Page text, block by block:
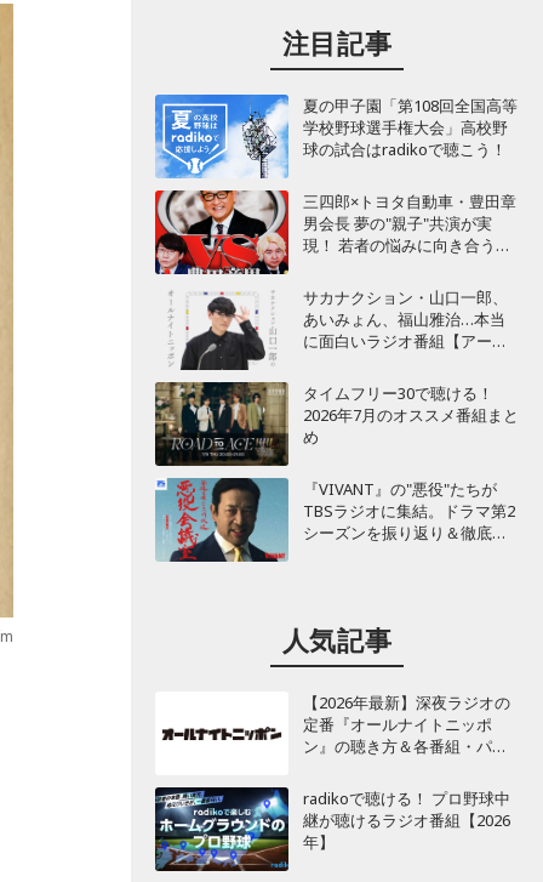
注目記事
夏の甲子園「第108回全国高等
学校野球選手権大会」高校野
球の試合はradikoで聴こう！
三四郎×トヨタ自動車・豊田章
男会長 夢の"親子"共演が実
現！ 若者の悩みに向き合うポ
サカナクション・山口一郎、
あいみょん、福山雅治…本当
に面白いラジオ番組【アーテ
タイムフリー30で聴ける！
2026年7月のオススメ番組まと
め
『VIVANT』の"悪役"たちが
TBSラジオに集結。ドラマ第2
シーズンを振り返り＆徹底考
人気記事
【2026年最新】深夜ラジオの
定番『オールナイトニッポ
ン』の聴き方＆各番組・パー
radikoで聴ける！ プロ野球中
継が聴けるラジオ番組【2026
年】